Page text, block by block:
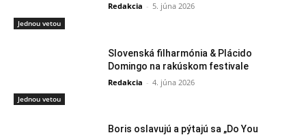
Jednou vetou
Redakcia - 5. júna 2026
Jednou vetou
Slovenská filharmónia & Plácido
Domingo na rakúskom festivale
Redakcia - 4. júna 2026
Boris oslavujú a pýtajú sa „Do You